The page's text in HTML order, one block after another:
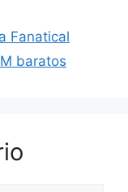
Fanatical
baratos